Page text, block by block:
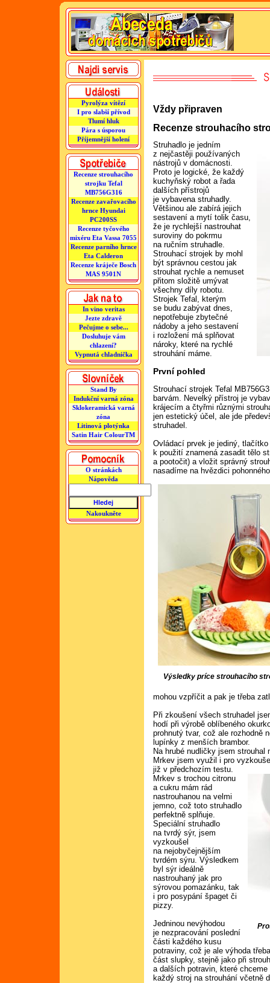
Pyrolýza vítězí
I pro slabší přívod
Tlumí hluk
Pára s úsporou
Příjemnější holení
Recenze strouhacího
strojku Tefal
MB756G316
Recenze zavařovacího
hrnce Hyundai
PC200SS
Recenze tyčového
mixéru Eta Vassa 7055
Recenze parního hrnce
Eta Calderon
Recenze kráječe Bosch
MAS 9501N
In vino veritas
Jezte zdravě
Pečujme o sebe...
Dosluhuje vám
chlazení?
Vypnutá chladnička
Stand By
Indukční varná zóna
Sklokeramická varná
zóna
Litinová plotýnka
Satin Hair ColourTM
O stránkách
Nápověda
Nakoukněte
Vždy připraven
Recenze strouhacího
Struhadlo je jedním
z nejčastěji používaných
nástrojů v domácnosti.
Proto je logické, že každý
kuchyňský robot a řada
dalších přístrojů
je vybavena struhadly.
Většinou ale zabírá jejich
sestavení a mytí tolik času,
že je rychlejší nastrouhat
suroviny do pokrmu
na ručním struhadle.
Strouhací strojek by mohl
být správnou cestou jak
strouhat rychle a nemuset
přitom složitě umývat
všechny díly robotu.
Strojek Tefal, kterým
se budu zabývat dnes,
nepotřebuje zbytečné
nádoby a jeho sestavení
i rozložení má splňovat
nároky, které na rychlé
strouhání máme.
První pohled
Strouhací strojek Tefal
barvám. Nevelký přístroj je
krájecím a čtyřmi různými
jen estetický účel, ale jde
struhadel.
Ovládací prvek je jediný,
k použití znamená zasadit tělo
a pootočit) a vložit správný
nasadíme na hvězdici
Výsledky príce strouhacího
mohou vzpříčit a pak je třeba
Při zkoušení všech struhadel
hodí při výrobě oblíbeného
prohnutý tvar, což ale rozhodně
lupínky z menších brambor.
Na hrubé nudličky jsem
Mrkev jsem využil i pro
již v předchozím testu.
Mrkev s trochou citronu
a cukru mám rád
nastrouhanou na velmi
jemno, což toto struhadlo
perfektně splňuje.
Speciální struhadlo
na tvrdý sýr, jsem
vyzkoušel
na nejobyčejnějším
tvrdém sýru. Výsledkem
byl sýr ideálně
nastrouhaný jak pro
sýrovou pomazánku, tak
i pro posypání špaget či
pizzy.
Jedninou nevýhodou
je nezpracování poslední
části každého kusu
potraviny, což je ale výhoda
část slupky, stejně jako při
a dalších potravin, které
každý stroj na strouhání včetně